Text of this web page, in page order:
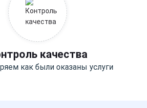
качества
как были оказаны услуги